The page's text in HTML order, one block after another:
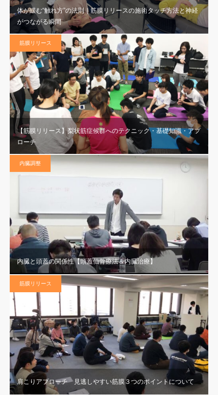
体が緩む“触れ方”の法則｜筋膜リリースの施術タッチ方法と神経
がつながる瞬間
筋膜リリース
【筋膜リリース】梨状筋症候群へのテクニック・基礎知識・アプ
ローチ
内臓調整
内臓と頭蓋の関係性【頭蓋仙骨療法＆内臓治療】
筋膜リリース
肩こりアプローチ 見逃しやすい筋膜３つのポイントについて